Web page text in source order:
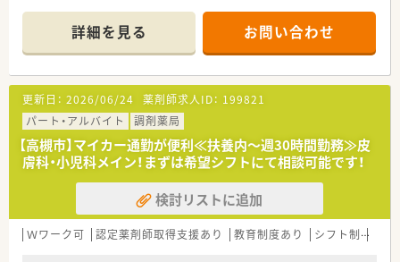
す。
詳細を見る お問い合わせ
更新日： 2026/06/24 薬剤師求人ID： 199821
パート・アルバイト
調剤薬局
【高槻市】マイカー通勤が便利≪扶養内～週30時間勤務≫皮
膚科・小児科メイン！まずは希望シフトにて相談可能です！
検討リストに追加
Ｗワーク可 認定薬剤師取得支援あり 教育制度あり シフト制